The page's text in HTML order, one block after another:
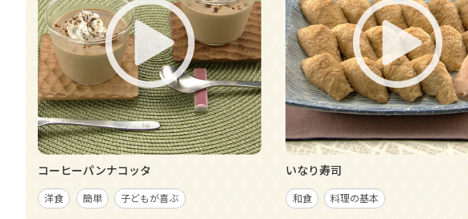
コーヒーパンナコッタ
洋食 簡単 子どもが喜ぶ
いなり寿司
和食 料理の基本